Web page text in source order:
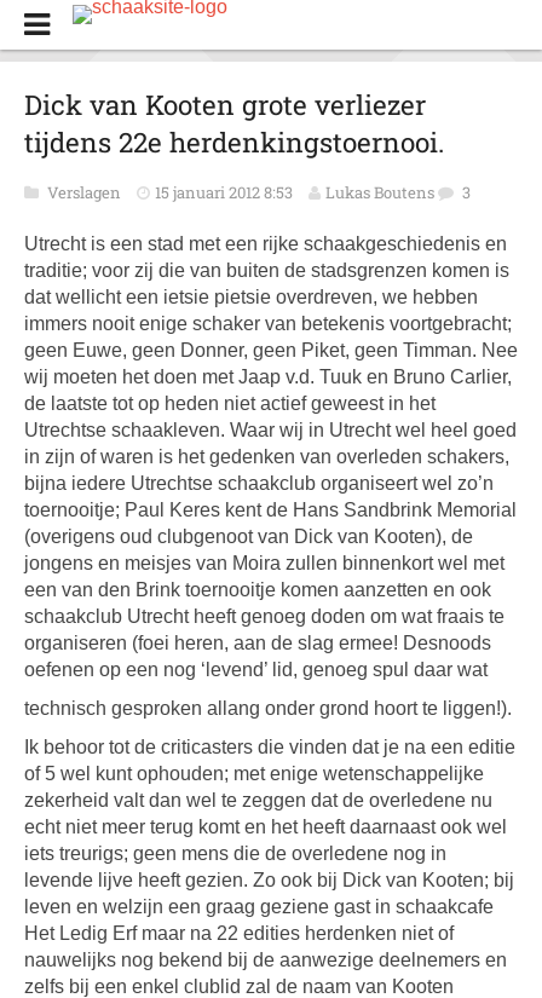
Dick van Kooten grote verliezer
tijdens 22e herdenkingstoernooi.
Verslagen 15 januari 2012 8:53 Lukas Boutens 3
Utrecht is een stad met een rijke schaakgeschiedenis en
traditie; voor zij die van buiten de stadsgrenzen komen is
dat wellicht een ietsie pietsie overdreven, we hebben
immers nooit enige schaker van betekenis voortgebracht;
geen Euwe, geen Donner, geen Piket, geen Timman. Nee
wij moeten het doen met Jaap v.d. Tuuk en Bruno Carlier,
de laatste tot op heden niet actief geweest in het
Utrechtse schaakleven. Waar wij in Utrecht wel heel goed
in zijn of waren is het gedenken van overleden schakers,
bijna iedere Utrechtse schaakclub organiseert wel zo’n
toernooitje; Paul Keres kent de Hans Sandbrink Memorial
(overigens oud clubgenoot van Dick van Kooten), de
jongens en meisjes van Moira zullen binnenkort wel met
een van den Brink toernooitje komen aanzetten en ook
schaakclub Utrecht heeft genoeg doden om wat fraais te
organiseren (foei heren, aan de slag ermee! Desnoods
oefenen op een nog ‘levend’ lid, genoeg spul daar wat
technisch gesproken allang onder grond hoort te liggen!).
Ik behoor tot de criticasters die vinden dat je na een editie
of 5 wel kunt ophouden; met enige wetenschappelijke
zekerheid valt dan wel te zeggen dat de overledene nu
echt niet meer terug komt en het heeft daarnaast ook wel
iets treurigs; geen mens die de overledene nog in
levende lijve heeft gezien. Zo ook bij Dick van Kooten; bij
leven en welzijn een graag geziene gast in schaakcafe
Het Ledig Erf maar na 22 edities herdenken niet of
nauwelijks nog bekend bij de aanwezige deelnemers en
zelfs bij een enkel clublid zal de naam van Kooten